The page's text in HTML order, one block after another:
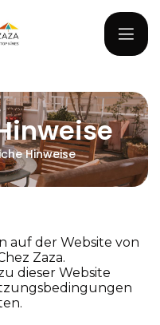
Hinweise
auf der Website von
Zaza.
dieser Website